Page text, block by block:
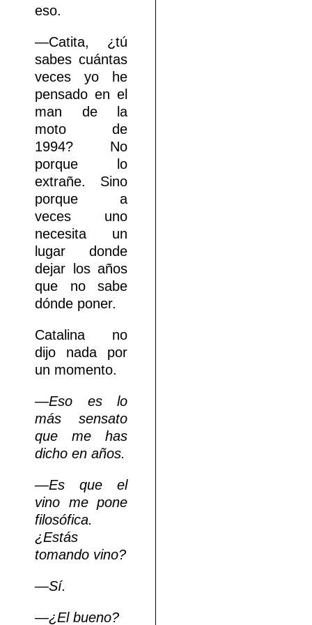
eso.
—Catita, ¿tú
sabes cuántas
veces yo he
pensado en el
man de la
moto de
1994? No
porque lo
extrañe. Sino
porque a
veces uno
necesita un
lugar donde
dejar los años
que no sabe
dónde poner.
Catalina no
dijo nada por
un momento.
—Eso es lo
más sensato
que me has
dicho en años.
—Es que el
vino me pone
filosófica.
¿Estás
tomando vino?
—Sí.
—¿El bueno?